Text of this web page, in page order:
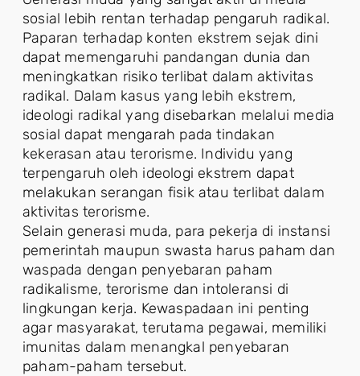
sosial lebih rentan terhadap pengaruh radikal.
Paparan terhadap konten ekstrem sejak dini
dapat memengaruhi pandangan dunia dan
meningkatkan risiko terlibat dalam aktivitas
radikal. Dalam kasus yang lebih ekstrem,
ideologi radikal yang disebarkan melalui media
sosial dapat mengarah pada tindakan
kekerasan atau terorisme. Individu yang
terpengaruh oleh ideologi ekstrem dapat
melakukan serangan fisik atau terlibat dalam
aktivitas terorisme.
Selain generasi muda, para pekerja di instansi
pemerintah maupun swasta harus paham dan
waspada dengan penyebaran paham
radikalisme, terorisme dan intoleransi di
lingkungan kerja. Kewaspadaan ini penting
agar masyarakat, terutama pegawai, memiliki
imunitas dalam menangkal penyebaran
paham-paham tersebut.